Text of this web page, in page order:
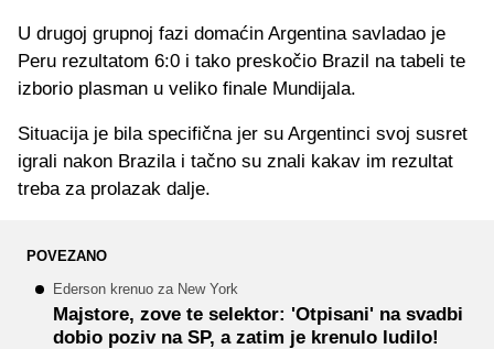
U drugoj grupnoj fazi domaćin Argentina savladao je
Peru rezultatom 6:0 i tako preskočio Brazil na tabeli te
izborio plasman u veliko finale Mundijala.
Situacija je bila specifična jer su Argentinci svoj susret
igrali nakon Brazila i tačno su znali kakav im rezultat
treba za prolazak dalje.
POVEZANO
Ederson krenuo za New York
Majstore, zove te selektor: 'Otpisani' na svadbi
dobio poziv na SP, a zatim je krenulo ludilo!